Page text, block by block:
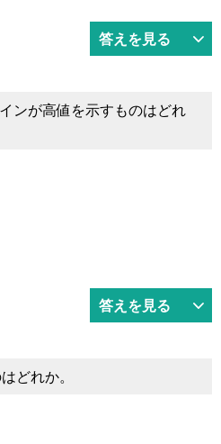
答えを見る
ンが高値を示すものはどれ
答えを見る
どれか。